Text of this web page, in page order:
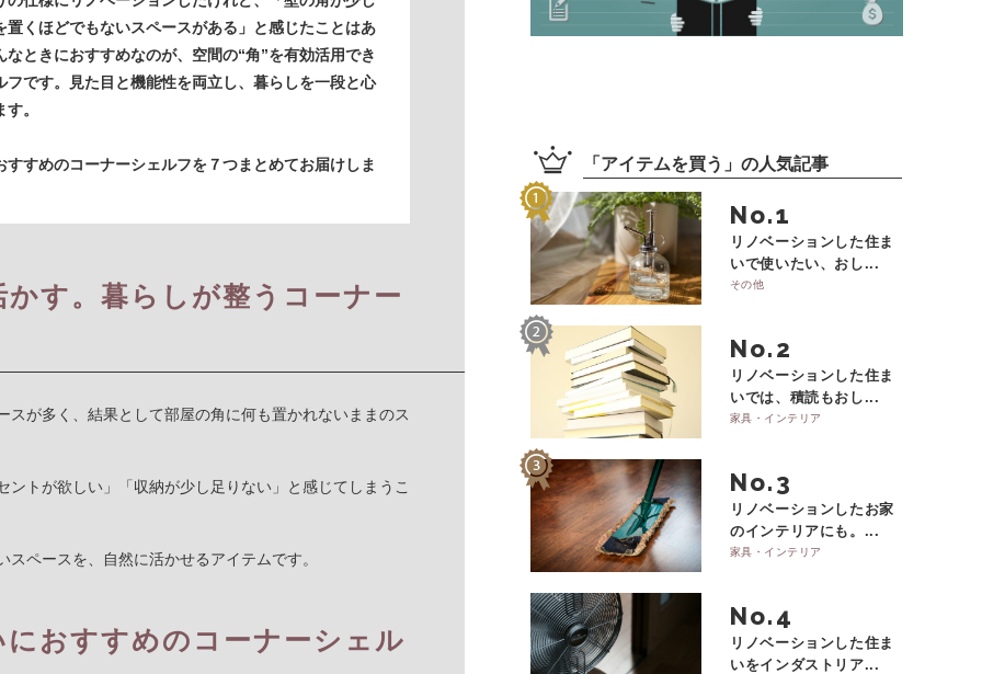
置くほどでもないスペースがある」と感じたことはあ
なときにおすすめなのが、空間の“角”を有効活用でき
フです。見た目と機能性を両立し、暮らしを一段と心
。
すすめのコーナーシェルフを７つまとめてお届けしま
す。暮らしが整うコーナー
が多く、結果として部屋の角に何も置かれないままのス
トが欲しい」「収納が少し足りない」と感じてしまうこ
ペースを、自然に活かせるアイテムです。
おすすめのコーナーシェル
「 アイテムを買う 」の人気記事
No.
リノベーションした住ま
いで使いたい、おし...
その他
No.
リノベーションした住ま
いでは、積読もおし...
家具・インテリア
No.
リノベーションしたお家
のインテリアにも。...
家具・インテリア
No.
リノベーションした住ま
いをインダストリア...